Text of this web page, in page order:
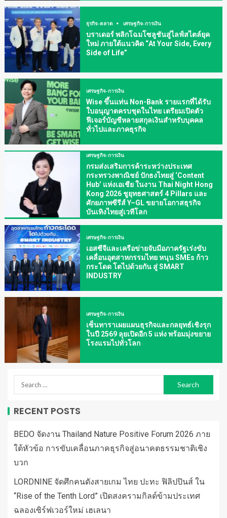
ธุรกิจ-ตลาด เศรษฐกิจ-การเงิน
บราเดอร์ พลิกโฉมโซลูชันสู่ไลฟ์สไตล์ยุค
ใหม่ ภายใต้แนวคิด “At Your Side, Every
Side of Life”
เศรษฐกิจ-การเงิน
Wise ขึ้นแท่น Non-Bank รายแรกที่ได้รับ
ใบอนุญาตครบชุดในไทย เตรียมเปิดตัว
ฟีเจอร์บัญชีหลายสกุลเงินสำหรับบุคคล
ทั่วไปและภาคธุรกิจ
เศรษฐกิจ-การเงิน
กรมส่งเสริมการค้าระหว่างประเทศ
กระทรวงพาณิชย์ ปักธงไทยสู่ ‘Content
Hub’ แห่งเอเชีย ในงาน Thai Night Hong
Kong 2026 ชูยุทธศาสตร์ 4 Pillars และ
ศักยภาพซีรีส์ Y–GL ขยายโอกาสธุรกิจ
บันเทิงไทยสู่เวทีโลก
เศรษฐกิจ-การเงิน
เอสซีจีและเครือข่ายจับมือภาครัฐเร่งขับ
เคลื่อนอุตสาหกรรมไทย หนุน SMEs ก้าว
กระโดด โตไปด้วยกัน สู่ SMART
INDUSTRY
เศรษฐกิจ-การเงิน
เซ็นทาราเผยแผนธุรกิจและกลยุทธ์เชิงรุก
ในปี 2569 ลุยเปิดอีก 5 แห่ง พร้อมมุ่งขยาย
โรงแรมไปทั่วโลก
RECENT POSTS
BEDO จัดงาน Thailand Nature Positive Forum 2026 ภาย
ใต้หัวข้อ การขับเคลื่อนภาคธุรกิจสู่อนาคตธรรมชาติเชิง
บวก
LORDNINE จัดศึกคนดังสายเกม ไทย ปะทะ ฟิลิปปินส์ ใน
“Rise of the Tenth Lord” เปิดสงครามกิลด์ข้ามประเทศ
ฉลองเซิร์ฟเวอร์ใหม่ เฮเลนา